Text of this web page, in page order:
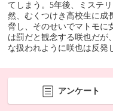
てしまう。5年後、ミステ
然、むくつけき高校生に
脅し、そのせいでマトモに
は罰だと観念する咲也だが
な扱われように咲也は反発
アンケート